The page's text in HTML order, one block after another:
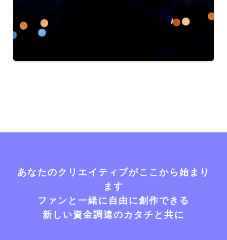
あなたのクリエイティブがここから始まり
ます
ファンと一緒に自由に創作できる
新しい資金調達のカタチと共に